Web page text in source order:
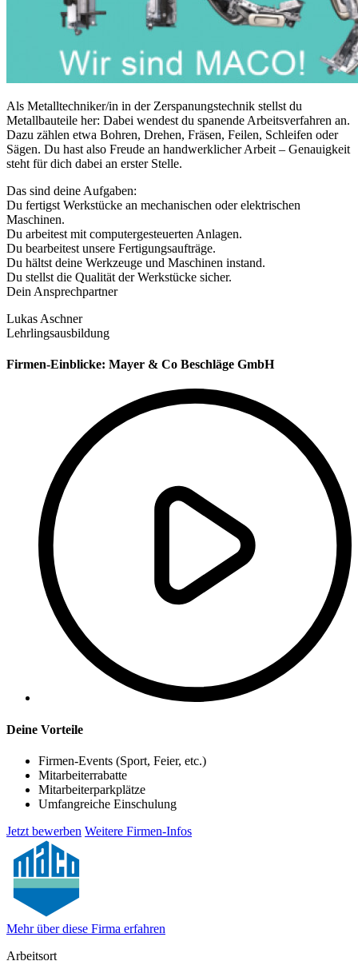
Als Metalltechniker/in in der Zerspanungstechnik stellst du
Metallbauteile her: Dabei wendest du spanende Arbeitsverfahren an.
Dazu zählen etwa Bohren, Drehen, Fräsen, Feilen, Schleifen oder
Sägen. Du hast also Freude an handwerklicher Arbeit – Genauigkeit
steht für dich dabei an erster Stelle.
Das sind deine Aufgaben:
Du fertigst Werkstücke an mechanischen oder elektrischen
Maschinen.
Du arbeitest mit computergesteuerten Anlagen.
Du bearbeitest unsere Fertigungsaufträge.
Du hältst deine Werkzeuge und Maschinen instand.
Du stellst die Qualität der Werkstücke sicher.
Dein Ansprechpartner
Lukas Aschner
Lehrlingsausbildung
Firmen-Einblicke: Mayer & Co Beschläge GmbH
Deine Vorteile
Firmen-Events (Sport, Feier, etc.)
Mitarbeiterrabatte
Mitarbeiterparkplätze
Umfangreiche Einschulung
Jetzt bewerben Weitere Firmen-Infos
Mehr über diese Firma erfahren
Arbeitsort